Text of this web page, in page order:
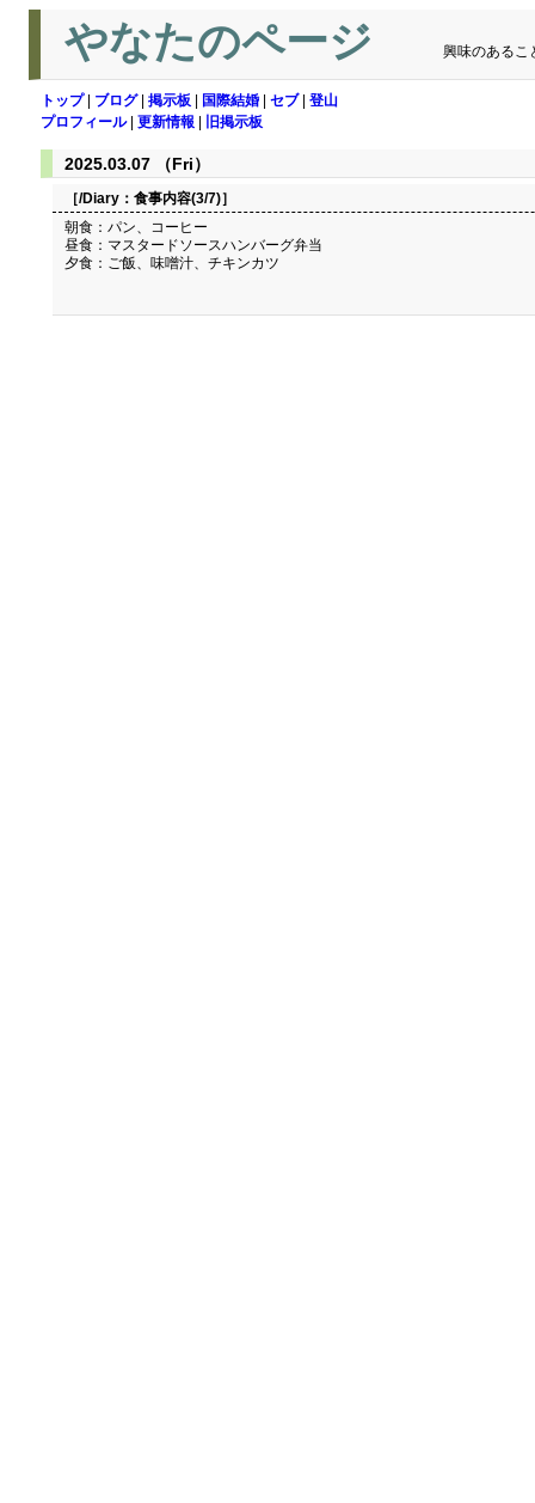
やなたのページ 興味のあるこ
トップ| ブログ| 掲示板 国際結婚 セブ| 登山
プロフィール| 更新情報 旧掲示板
2025.03.07 （Fri）
［/Diary： 食事内容(3/7)］
朝食：パン、コーヒー
昼食：マスタードソースハンバーグ弁当
夕食：ご飯、味噌汁、チキンカツ